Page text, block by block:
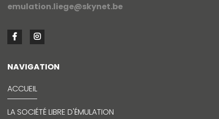
emulation.liege@skynet.be
NAVIGATION
ACCUEIL
LA SOCIÉTÉ LIBRE D'ÉMULATION